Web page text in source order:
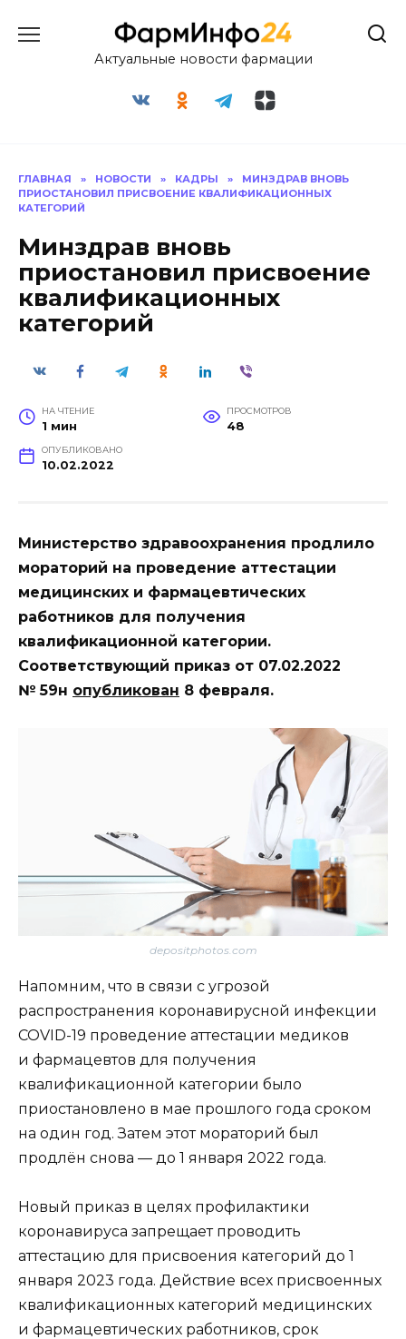
содержаниюАктуальные новости фармации
ГЛАВНАЯ » НОВОСТИ » КАДРЫ »
МИНЗДРАВ ВНОВЬ
ПРИОСТАНОВИЛ ПРИСВОЕНИЕ КВАЛИФИКАЦИОННЫХ
КАТЕГОРИЙ
Минздрав вновь
приостановил присвоение
квалификационных
категорий
НА ЧТЕНИЕ
1 мин
ПРОСМОТРОВ
48
ОПУБЛИКОВАНО
10.02.2022
Министерство здравоохранения продлило
мораторий на проведение аттестации
медицинских и фармацевтических
работников для получения
квалификационной категории.
Соответствующий приказ от 07.02.2022
№ 59н опубликован 8 февраля.
depositphotos.com
Напомним, что в связи с угрозой
распространения коронавирусной инфекции
COVID-19 проведение аттестации медиков
и фармацевтов для получения
квалификационной категории было
приостановлено в мае прошлого года сроком
на один год. Затем этот мораторий был
продлён снова — до 1 января 2022 года.
Новый приказ в целях профилактики
коронавируса запрещает проводить
аттестацию для присвоения категорий до 1
января 2023 года. Действие всех присвоенных
квалификационных категорий медицинских
и фармацевтических работников, срок